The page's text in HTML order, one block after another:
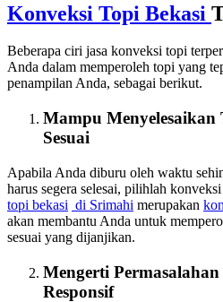
Konveksi Topi Bekasi
Beberapa ciri jasa konveksi topi
Anda dalam memperoleh topi yang
penampilan Anda, sebagai berikut.
Mampu Menyelesaikan
Sesuai
Apabila Anda diburu oleh waktu
harus segera selesai, pilihlah
topi bekasi di Srimahi merupakan
akan membantu Anda untuk
sesuai yang dijanjikan.
Mengerti
Responsif